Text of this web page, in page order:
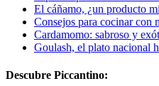
El cáñamo, ¿un producto
Consejos para cocinar con
Cardamomo: sabroso y
Goulash, el plato nacional
Descubre Piccantino: